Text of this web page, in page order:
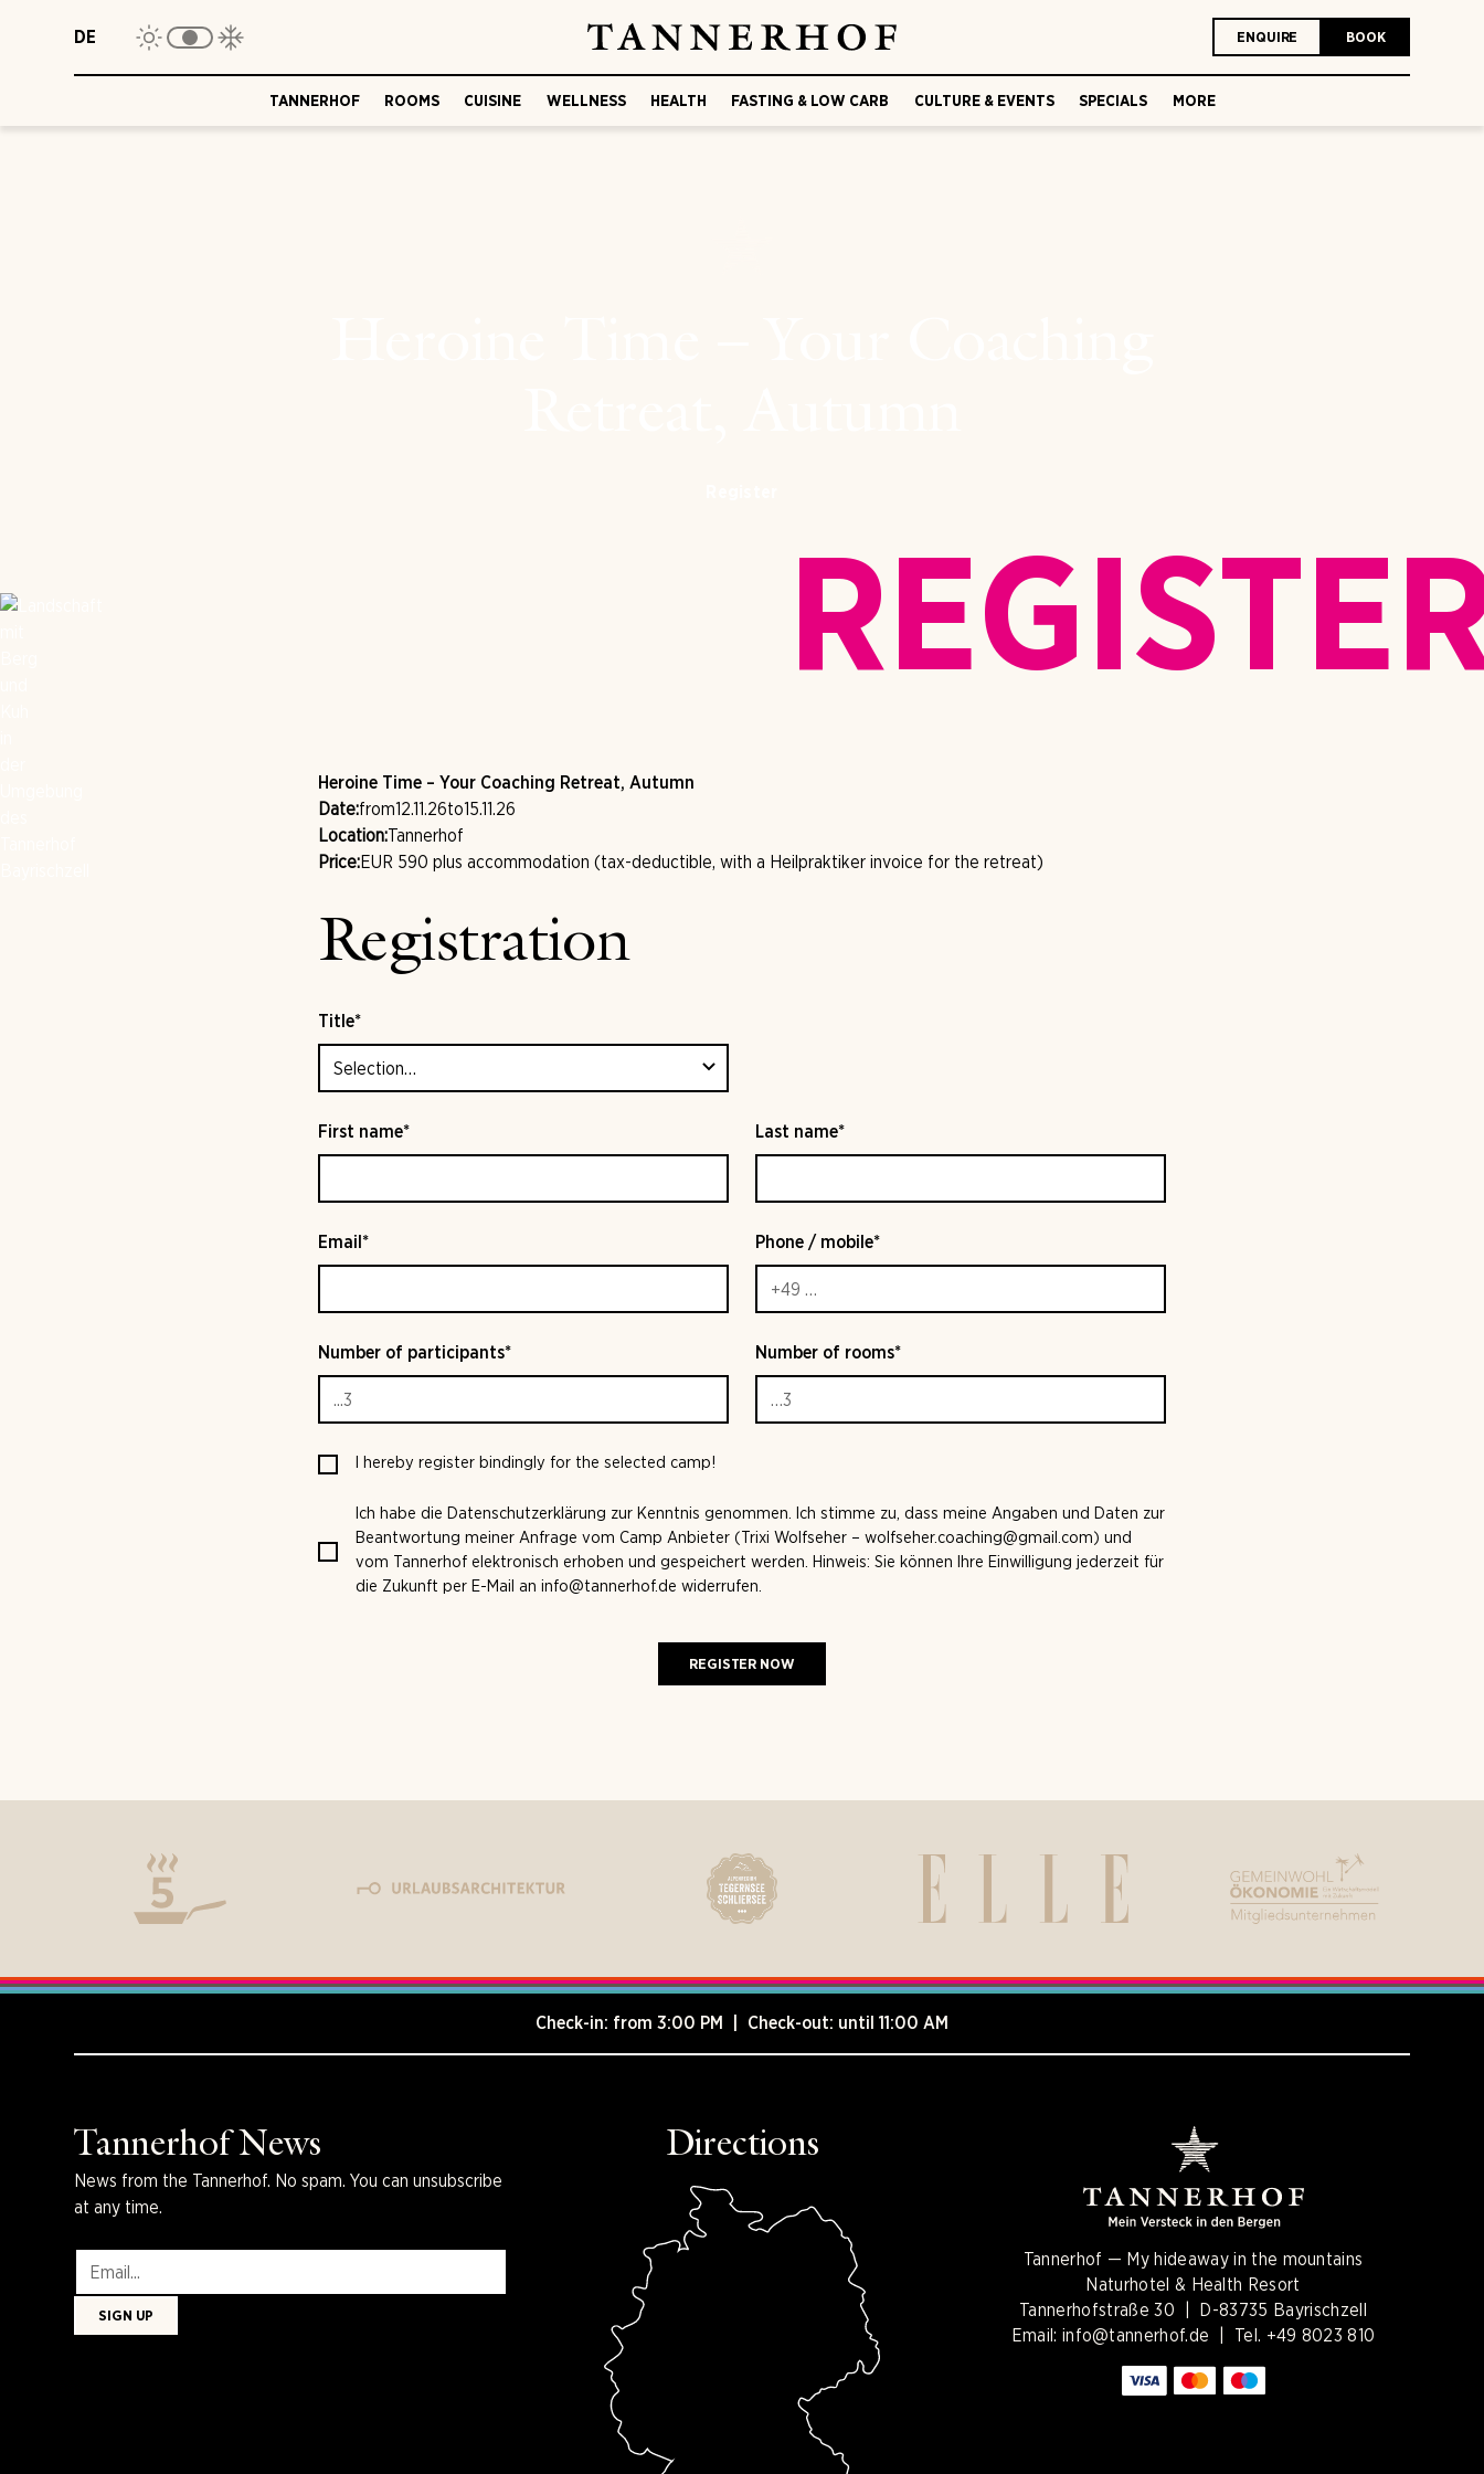
DE ENQUIRE BOOK
TANNERHOF ROOMS CUISINE WELLNESS HEALTH FASTING & LOW CARB CULTURE & EVENTS SPECIALS MORE
Heroine Time – Your Coaching Retreat, Autumn
Date:from12.11.26to15.11.26
Location:Tannerhof
Price:EUR 590 plus accommodation (tax-deductible, with a Heilpraktiker invoice for the retreat)
Registration
Title*
First name* Last name*
Email* Phone / mobile*
Number of participants* Number of rooms*
I hereby register bindingly for the selected camp!
Ich habe die Datenschutzerklärung zur Kenntnis genommen. Ich stimme zu, dass meine Angaben und Daten zur
Beantwortung meiner Anfrage vom Camp Anbieter (Trixi Wolfseher – wolfseher.coaching@gmail.com) und
vom Tannerhof elektronisch erhoben und gespeichert werden. Hinweis: Sie können Ihre Einwilligung jederzeit für
die Zukunft per E-Mail an info@tannerhof.de widerrufen.
Check-in: from 3:00 PM | Check-out: until 11:00 AM
Tannerhof News
News from the Tannerhof. No spam. You can unsubscribe
at any time.
Directions
Tannerhof — My hideaway in the mountains
Naturhotel & Health Resort
Tannerhofstraße 30 | D-83735 Bayrischzell
Email: info@tannerhof.de | Tel. +49 8023 810